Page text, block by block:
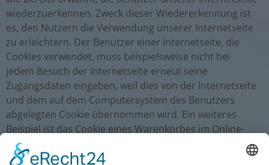
wiederzuerkennen. Zweck dieser Wiedererkennung ist
es, den Nutzern die Verwendung unserer Internetseite
zu erleichtern. Der Benutzer einer Internetseite, die
Cookies verwendet, muss beispielsweise nicht bei
jedem Besuch der Internetseite erneut seine
Zugangsdaten eingeben, weil dies von der Internetseite
und dem auf dem Computersystem des Benutzers
abgelegten Cookie übernommen wird. Ein weiteres
Beispiel ist das Cookie eines Warenkorbes im Online-
Shop. Der Online-Shop merkt sich die Artikel, die ein
Kunde in den virtuellen Warenkorb gelegt hat, über ein